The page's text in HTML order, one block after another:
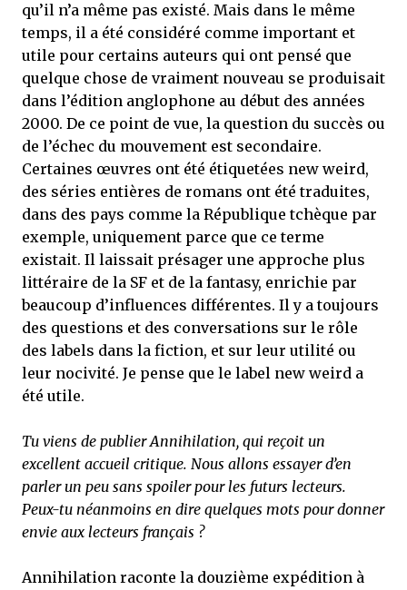
qu’il n’a même pas existé. Mais dans le même
temps, il a été considéré comme important et
utile pour certains auteurs qui ont pensé que
quelque chose de vraiment nouveau se produisait
dans l’édition anglophone au début des années
2000. De ce point de vue, la question du succès ou
de l’échec du mouvement est secondaire.
Certaines œuvres ont été étiquetées new weird,
des séries entières de romans ont été traduites,
dans des pays comme la République tchèque par
exemple, uniquement parce que ce terme
existait. Il laissait présager une approche plus
littéraire de la SF et de la fantasy, enrichie par
beaucoup d’influences différentes. Il y a toujours
des questions et des conversations sur le rôle
des labels dans la fiction, et sur leur utilité ou
leur nocivité. Je pense que le label new weird a
été utile.
Tu viens de publier Annihilation, qui reçoit un
excellent accueil critique. Nous allons essayer d’en
parler un peu sans spoiler pour les futurs lecteurs.
Peux-tu néanmoins en dire quelques mots pour donner
envie aux lecteurs français ?
Annihilation raconte la douzième expédition à